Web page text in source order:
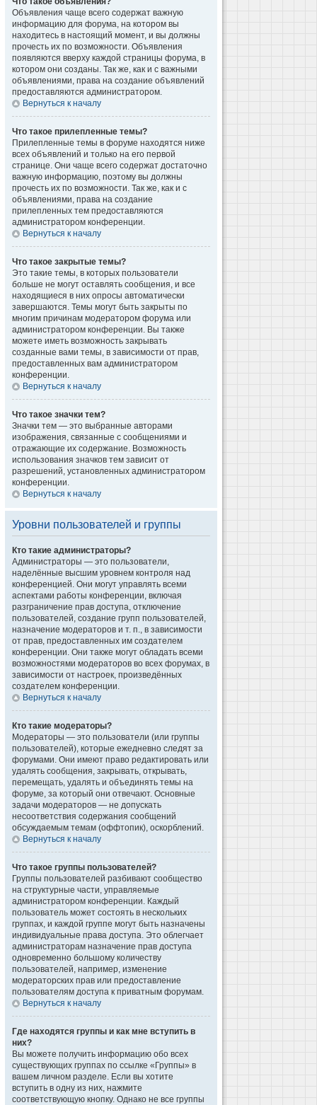
Объявления чаще всего содержат важную
информацию для форума, на котором вы
находитесь в настоящий момент, и вы должны
прочесть их по возможности. Объявления
появляются вверху каждой страницы форума, в
котором они созданы. Так же, как и с важными
объявлениями, права на создание объявлений
предоставляются администратором.
Вернуться к началу
Что такое прилепленные темы?
Прилепленные темы в форуме находятся ниже
всех объявлений и только на его первой
странице. Они чаще всего содержат достаточно
важную информацию, поэтому вы должны
прочесть их по возможности. Так же, как и с
объявлениями, права на создание
прилепленных тем предоставляются
администратором конференции.
Вернуться к началу
Что такое закрытые темы?
Это такие темы, в которых пользователи
больше не могут оставлять сообщения, и все
находящиеся в них опросы автоматически
завершаются. Темы могут быть закрыты по
многим причинам модератором форума или
администратором конференции. Вы также
можете иметь возможность закрывать
созданные вами темы, в зависимости от прав,
предоставленных вам администратором
конференции.
Вернуться к началу
Что такое значки тем?
Значки тем — это выбранные авторами
изображения, связанные с сообщениями и
отражающие их содержание. Возможность
использования значков тем зависит от
разрешений, установленных администратором
конференции.
Вернуться к началу
Уровни пользователей и группы
Кто такие администраторы?
Администраторы — это пользователи,
наделённые высшим уровнем контроля над
конференцией. Они могут управлять всеми
аспектами работы конференции, включая
разграничение прав доступа, отключение
пользователей, создание групп пользователей,
назначение модераторов и т. п., в зависимости
от прав, предоставленных им создателем
конференции. Они также могут обладать всеми
возможностями модераторов во всех форумах, в
зависимости от настроек, произведённых
создателем конференции.
Вернуться к началу
Кто такие модераторы?
Модераторы — это пользователи (или группы
пользователей), которые ежедневно следят за
форумами. Они имеют право редактировать или
удалять сообщения, закрывать, открывать,
перемещать, удалять и объединять темы на
форуме, за который они отвечают. Основные
задачи модераторов — не допускать
несоответствия содержания сообщений
обсуждаемым темам (оффтопик), оскорблений.
Вернуться к началу
Что такое группы пользователей?
Группы пользователей разбивают сообщество
на структурные части, управляемые
администратором конференции. Каждый
пользователь может состоять в нескольких
группах, и каждой группе могут быть назначены
индивидуальные права доступа. Это облегчает
администраторам назначение прав доступа
одновременно большому количеству
пользователей, например, изменение
модераторских прав или предоставление
пользователям доступа к приватным форумам.
Вернуться к началу
Где находятся группы и как мне вступить в
них?
Вы можете получить информацию обо всех
существующих группах по ссылке «Группы» в
вашем личном разделе. Если вы хотите
вступить в одну из них, нажмите
соответствующую кнопку. Однако не все группы